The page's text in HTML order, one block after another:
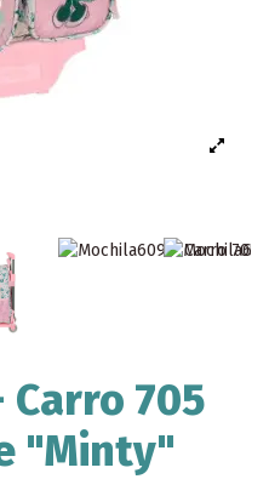
705
"Minty"